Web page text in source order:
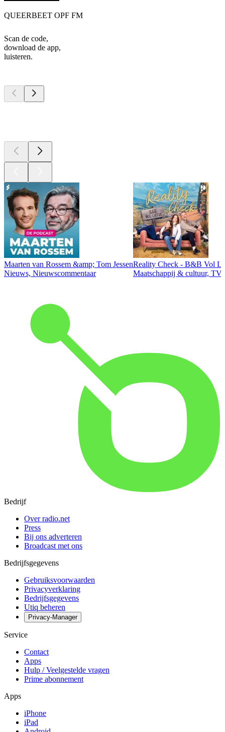
QUEERBEET OPF FM
Scan de code,
download de app,
luisteren.
Maarten van Rossem &amp; Tom Jessen
Nieuws, Nieuwscommentaar
Reality Check - B&B Vol
Maatschappij & cultuur,
Bedrijf
Over radio.net
Press
Bij ons adverteren
Broadcast met ons
Bedrijfsgegevens
Gebruiksvoorwaarden
Privacyverklaring
Bedrijfsgegevens
Utiq beheren
Privacy-Manager
Service
Contact
Apps
Hulp / Veelgestelde vragen
Prime abonnement
Apps
iPhone
iPad